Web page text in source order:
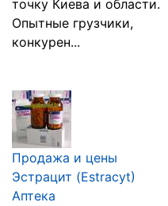
точку Киева и области.
Опытные грузчики,
конкурен...
Продажа и цены
Эстрацит (Estracyt)
Аптека